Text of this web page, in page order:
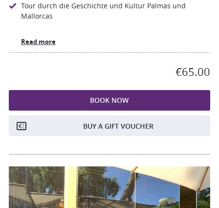
Tour durch die Geschichte und Kultur Palmas und
Mallorcas
Read more
€65.00
BOOK NOW
BUY A GIFT VOUCHER